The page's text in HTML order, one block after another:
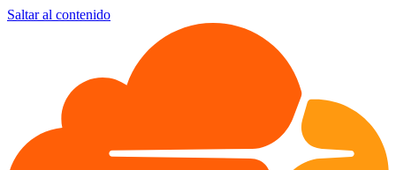
Saltar al contenido